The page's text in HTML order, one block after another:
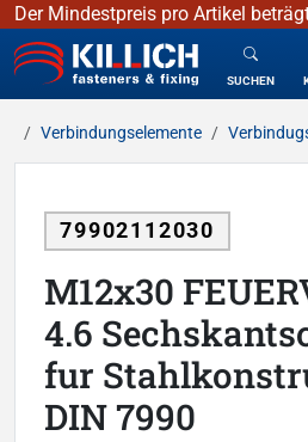
Der Mindestpreis pro Artikel
KILLICH - Verbindungselemente
SUCHEN
Verbindungselemente
79902112030
M12x30
4.6
fur
DIN 7990